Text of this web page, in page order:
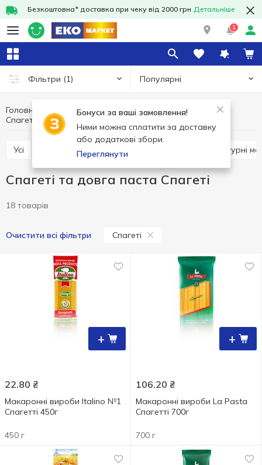
Безкоштовна* доставка при чеку від 2000 грн Детальніше
1
Фільтри (1) Популярні
Бонуси за ваші замовлення!
Ними можна сплатити за доставку
або додаткові збори.
Переглянути
Головна Бакалія Макаронні вироби
Спагеті та довга паста
Усі Спагеті та довга паста Фігурні
Спагеті та довга паста Спагеті
18 товарів
Очистити всі фільтри Спагеті
+
22.80 ₴
Макаронні вироби Italino №1
Спагетті 450г
450 г
+
106.20 ₴
Макаронні вироби La Pasta
Спагетті 700г
700 г